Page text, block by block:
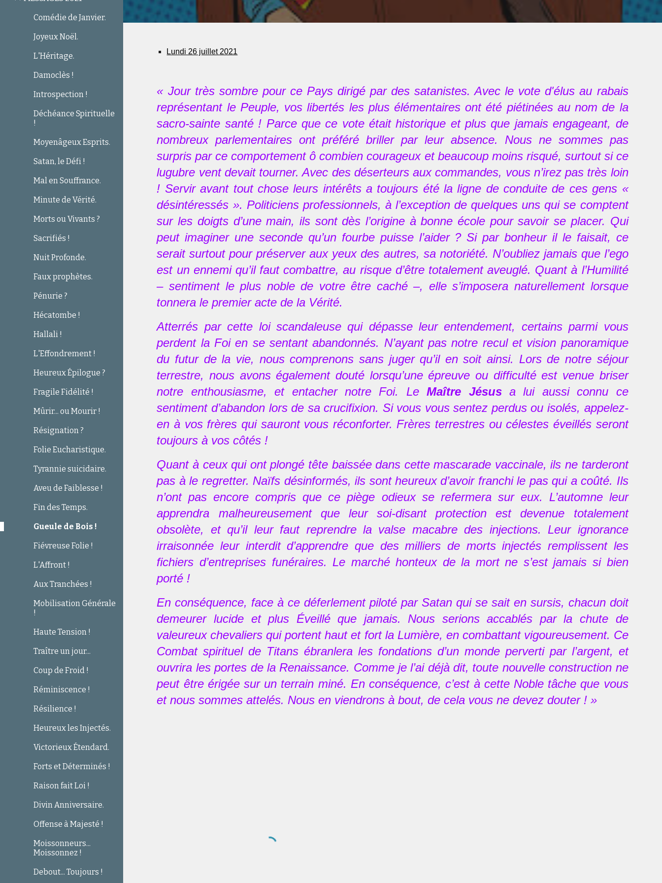
Comédie de Janvier.
Joyeux Noël.
L'Héritage.
Damoclès !
Introspection !
Déchéance Spirituelle
!
Moyenâgeux Esprits.
Satan, le Défi !
Mal en Souffrance.
Minute de Vérité.
Morts ou Vivants ?
Sacrifiés !
Nuit Profonde.
Faux prophètes.
Pénurie ?
Hécatombe !
Hallali !
L'Effondrement !
Heureux Épilogue ?
Fragile Fidélité !
Mûrir... ou Mourir !
Résignation ?
Folie Eucharistique.
Tyrannie suicidaire.
Aveu de Faiblesse !
Fin des Temps.
Gueule de Bois !
Fiévreuse Folie !
L'Affront !
Aux Tranchées !
Mobilisation Générale
!
Haute Tension !
Traître un jour...
Coup de Froid !
Réminiscence !
Résilience !
Heureux les Injectés.
Victorieux Étendard.
Forts et Déterminés !
Raison fait Loi !
Divin Anniversaire.
Offense à Majesté !
Moissonneurs...
Moissonnez !
Debout... Toujours !
Lundi 26 juillet 2021
« Jour très sombre pour ce Pays dirigé par des satanistes. Avec le vote d'élus au rabais
représentant le Peuple, vos libertés les plus élémentaires ont été piétinées au nom de la
sacro-sainte santé ! Parce que ce vote était historique et plus que jamais engageant, de
nombreux parlementaires ont préféré briller par leur absence. Nous ne sommes pas
surpris par ce comportement ô combien courageux et beaucoup moins risqué, surtout si ce
lugubre vent devait tourner. Avec des déserteurs aux commandes, vous n’irez pas très loin
! Servir avant tout chose leurs intérêts a toujours été la ligne de conduite de ces gens «
désintéressés ». Politiciens professionnels, à l’exception de quelques uns qui se comptent
sur les doigts d’une main, ils sont dès l’origine à bonne école pour savoir se placer. Qui
peut imaginer une seconde qu’un fourbe puisse l’aider ? Si par bonheur il le faisait, ce
serait surtout pour préserver aux yeux des autres, sa notoriété. N’oubliez jamais que l’ego
est un ennemi qu’il faut combattre, au risque d’être totalement aveuglé. Quant à l’Humilité
– sentiment le plus noble de votre être caché –, elle s’imposera naturellement lorsque
tonnera le premier acte de la Vérité.
Atterrés par cette loi scandaleuse qui dépasse leur entendement, certains parmi vous
perdent la Foi en se sentant abandonnés. N’ayant pas notre recul et vision panoramique
du futur de la vie, nous comprenons sans juger qu’il en soit ainsi. Lors de notre séjour
terrestre, nous avons également douté lorsqu’une épreuve ou difficulté est venue briser
notre enthousiasme, et entacher notre Foi. LeMaître Jésusa lui aussi connu ce
sentiment d’abandon lors de sa crucifixion. Si vous vous sentez perdus ou isolés, appelez-
en à vos frères qui sauront vous réconforter. Frères terrestres ou célestes éveillés seront
toujours à vos côtés !
Quant à ceux qui ont plongé tête baissée dans cette mascarade vaccinale, ils ne tarderont
pas à le regretter. Naïfs désinformés, ils sont heureux d’avoir franchi le pas qui a coûté. Ils
n’ont pas encore compris que ce piège odieux se refermera sur eux. L’automne leur
apprendra malheureusement que leur soi-disant protection est devenue totalement
obsolète, et qu’il leur faut reprendre la valse macabre des injections. Leur ignorance
irraisonnée leur interdit d’apprendre que des milliers de morts injectés remplissent les
fichiers d’entreprises funéraires. Le marché honteux de la mort ne s’est jamais si bien
porté !
En conséquence, face à ce déferlement piloté par Satan qui se sait en sursis, chacun doit
demeurer lucide et plus Éveillé que jamais. Nous serions accablés par la chute de
valeureux chevaliers qui portent haut et fort la Lumière, en combattant vigoureusement. Ce
Combat spirituel de Titans ébranlera les fondations d’un monde perverti par l’argent, et
ouvrira les portes de la Renaissance. Comme je l’ai déjà dit, toute nouvelle construction ne
peut être érigée sur un terrain miné. En conséquence, c’est à cette Noble tâche que vous
et nous sommes attelés. Nous en viendrons à bout, de cela vous ne devez douter ! »